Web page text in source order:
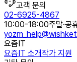
고객 문의
02-6925-4867
10:00-18:00주말·공
요즘IT
요즘IT 소개작가 지원